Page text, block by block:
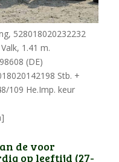
528018020232232
1.41 m.
(DE)
Stb. +
109 He.Imp. keur
de voor
op leeftijd (27-